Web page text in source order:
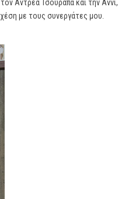
Αντρέα Τσουράπα και την Άννι,
με τους συνεργάτες μου.